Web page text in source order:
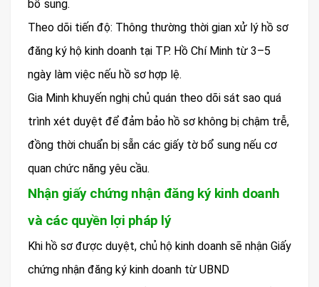
bổ sung.
Theo dõi tiến độ: Thông thường thời gian xử lý hồ sơ
đăng ký hộ kinh doanh tại TP. Hồ Chí Minh từ 3–5
ngày làm việc nếu hồ sơ hợp lệ.
Gia Minh khuyến nghị chủ quán theo dõi sát sao quá
trình xét duyệt để đảm bảo hồ sơ không bị chậm trễ,
đồng thời chuẩn bị sẵn các giấy tờ bổ sung nếu cơ
quan chức năng yêu cầu.
Nhận giấy chứng nhận đăng ký kinh doanh
và các quyền lợi pháp lý
Khi hồ sơ được duyệt, chủ hộ kinh doanh sẽ nhận Giấy
chứng nhận đăng ký kinh doanh từ UBND